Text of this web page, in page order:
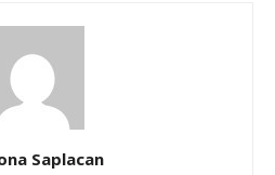
Saplacan